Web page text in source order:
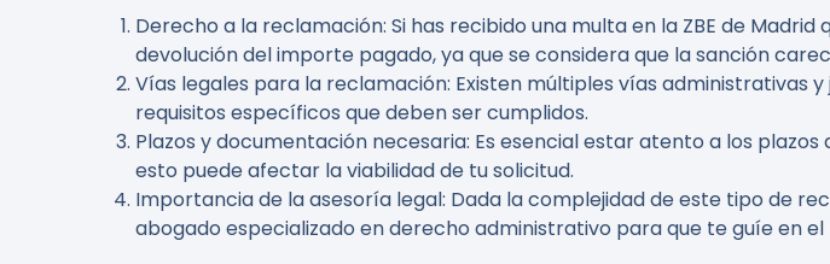
Derecho a la reclamación: Si has recibido una multa en la ZBE de
devolución del importe pagado, ya que se considera que la sanción
Vías legales para la reclamación: Existen múltiples vías administrativas
requisitos específicos que deben ser cumplidos.
Plazos y documentación necesaria: Es esencial estar atento a los
esto puede afectar la viabilidad de tu solicitud.
Importancia de la asesoría legal: Dada la complejidad de este tipo de
abogado especializado en derecho administrativo para que te guíe en el